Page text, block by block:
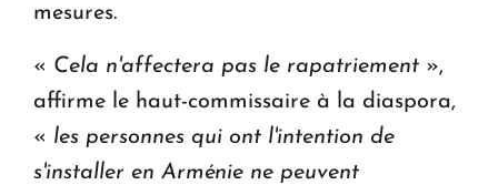
mesures.
« Cela n'affectera pas le rapatriement »,
affirme le haut-commissaire à la diaspora,
« les personnes qui ont l'intention de
s'installer en Arménie ne peuvent